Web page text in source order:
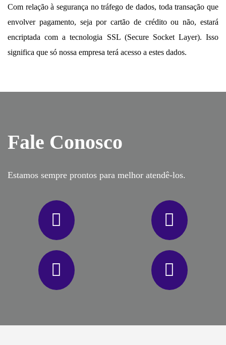
Com relação à segurança no tráfego de dados, toda transação que
envolver pagamento, seja por cartão de crédito ou não, estará
encriptada com a tecnologia SSL (Secure Socket Layer). Isso
significa que só nossa empresa terá acesso a estes dados.
Fale Conosco
Estamos sempre prontos para melhor atendê-los.